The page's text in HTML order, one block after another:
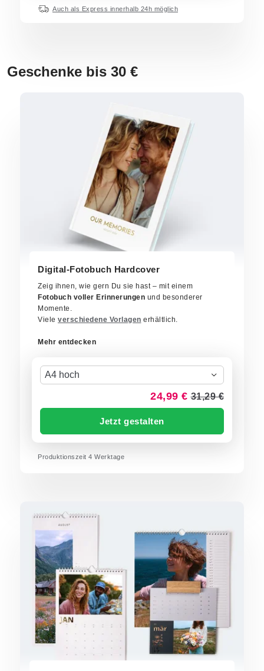
Auch als Express innerhalb 24h möglich
Geschenke bis 30 €
Digital-Fotobuch Hardcover
Zeig ihnen, wie gern Du sie hast – mit einem
Fotobuch voller Erinnerungen und besonderer
Momente.
Viele verschiedene Vorlagen erhältlich.
Mehr entdecken
A4 hoch
24,99 € 31,29 €
Jetzt gestalten
Produktionszeit 4 Werktage